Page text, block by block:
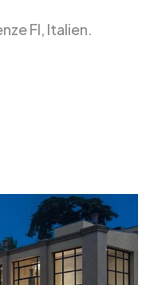
FI, Italien.